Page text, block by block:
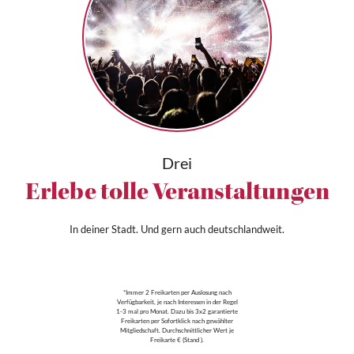
Drei
Erlebe tolle Veranstaltungen
In deiner Stadt. Und gern auch deutschlandweit.
*Immer 2 Freikarten per Auslosung nach
Verfügbarkeit, je nach Interessen in der Regel
1-3 mal pro Monat. Dazu bis 3x2 garantierte
Freikarten per Sofortklick nach gewählter
Mitgliedschaft. Durchschnittlicher Wert je
Freikarte € (Stand ).